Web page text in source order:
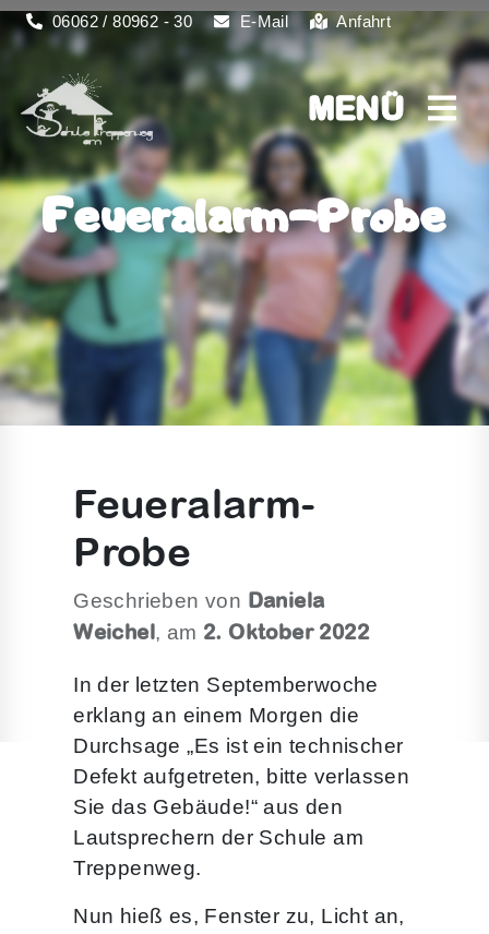
06062 / 80962 - 30 E-Mail Anfahrt
MENÜ
MENÜ
Feueralarm-Probe
Feueralarm-
Probe
Geschrieben von Daniela
Weichel, am 2. Oktober 2022
In der letzten Septemberwoche
erklang an einem Morgen die
Durchsage „Es ist ein technischer
Defekt aufgetreten, bitte verlassen
Sie das Gebäude!“ aus den
Lautsprechern der Schule am
Treppenweg.
Nun hieß es, Fenster zu, Licht an,